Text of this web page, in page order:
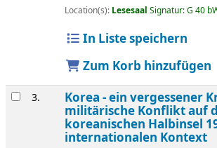
Location(s): Lesesaal Signatur:G 40
In Liste speichern
Zum Korb hinzufügen
3. Korea - ein vergessener
militärische Konflikt auf
koreanischen Halbinsel
internationalen Kontext